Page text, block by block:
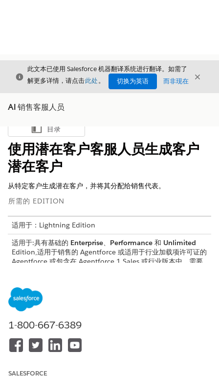
关闭
此文本已使用 Salesforce 机器翻译系统进行翻译。如需了
解更多详情，请点击此处。 切换为英语 而非现在 关闭
AI 销售客服人员
显示目录
目录
使用潜在客户客服人员生成客户
潜在客户
从特定客户生成潜在客户，并将其分配给销售代表。
所需的 EDITION
适用于：Lightning Edition
适用于:具有基础的 Enterprise、 Performance 和 Unlimited
Edition,适用于销售的 Agentforce 或适用于行业加载项许可证的
Agentforce,或包含在 Agentforce 1 Sales 或行业版本中。需要
要从客户生成潜在客户：
开始之前：配置潜在客户
1-800-667-6389
SALESFORCE